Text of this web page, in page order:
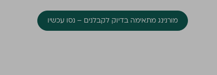
מורנינג מתאימה בדיוק לקבלנים – נסו עכשיו